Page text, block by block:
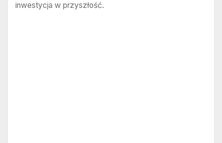
inwestycja w przyszłość.